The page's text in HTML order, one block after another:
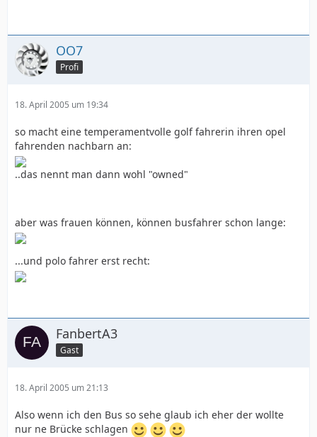
OO7
Profi
18. April 2005 um 19:34
so macht eine temperamentvolle golf fahrerin ihren opel
fahrenden nachbarn an:
..das nennt man dann wohl "owned"
aber was frauen können, können busfahrer schon lange:
...und polo fahrer erst recht:
FanbertA3
Gast
18. April 2005 um 21:13
Also wenn ich den Bus so sehe glaub ich eher der wollte
nur ne Brücke schlagen